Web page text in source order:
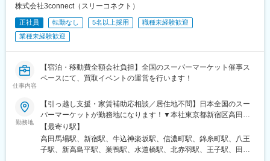
駅、鶴舞駅、観音寺駅(愛知県)、平田町駅、桔梗が丘駅、南が丘
川西駅(大阪府)、河内長野駅、深江橋駅、日根野駅、堺駅、万博記
念公園駅、富木駅、池田駅(大阪府)、南ウッディタウン駅、三田駅
県庁通り駅、矢賀駅、下祇園駅、宇品三丁目駅、楽々園駅、比治
山下駅、南岩国駅、周防花岡駅、柳井駅、今治駅、御井駅、平和
駅、小倉駅(福岡県)、熊西駅、スペースワールド駅、原田駅(福岡
県)、橋本駅(福岡県)、唐人町駅、天神駅、鳥栖駅、道ノ尾駅、長
崎駅(長崎県)、神泉駅、新宿駅(東京メトロ)、東銀座駅、奥沢駅、
長堀橋駅、本川越駅、新越谷駅、市川真間駅、船橋駅、京成稲毛
駅、東海神駅、京王八王子駅、つつじケ丘駅、府中競馬正門前
駅、御徒町駅、新豊洲駅、西太子堂駅、武蔵溝ノ口駅、京急川崎
株式会社3connect（スリーコネクト）
正社員 転勤なし 5名以上採用
職種未経験歓迎
業種未経験歓迎
仕事内容
【宿泊・移動費全額会社負担】全国のスーパーマーケット催事ス
ペースにて、買取イベントの運営を行います！
勤務地
【引っ越し支援・家賃補助応相談／居住地不問】日本全国のスー
パーマーケットが勤務地になります！▼本社東京都新宿区高田馬
場4-9-11☆ JR山手線・西武新宿線・東京メトロ東西線「高田馬場
駅」より徒歩2分※受動喫煙対策あり※転勤なし※催事は1週間単位
で開催場所が変わります。東京・愛知を起点に、広島・兵庫など
【最寄り駅】
高田馬場駅、新宿駅、牛込神楽坂駅、信濃町駅、錦糸町駅、八王
子駅、新高島平駅、巣鴨駅、水道橋駅、北赤羽駅、王子駅、田端